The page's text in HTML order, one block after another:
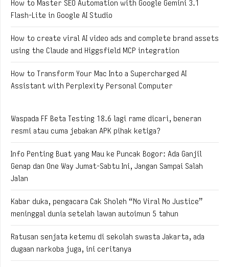
How to Master SEO Automation with Google Gemini 3.1
Flash-Lite in Google AI Studio
How to create viral AI video ads and complete brand assets
using the Claude and Higgsfield MCP integration
How to Transform Your Mac Into a Supercharged AI
Assistant with Perplexity Personal Computer
Waspada FF Beta Testing 18.6 lagi rame dicari, beneran
resmi atau cuma jebakan APK pihak ketiga?
Info Penting Buat yang Mau ke Puncak Bogor: Ada Ganjil
Genap dan One Way Jumat-Sabtu Ini, Jangan Sampai Salah
Jalan
Kabar duka, pengacara Cak Sholeh “No Viral No Justice”
meninggal dunia setelah lawan autoimun 5 tahun
Ratusan senjata ketemu di sekolah swasta Jakarta, ada
dugaan narkoba juga, ini ceritanya